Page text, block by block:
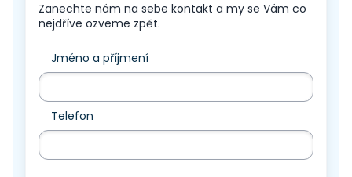
Zanechte nám na sebe kontakt a my se Vám co
nejdříve ozveme zpět.
Jméno a příjmení
Telefon